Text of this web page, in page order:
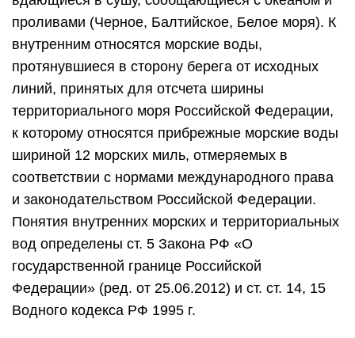
проливами (Черное, Балтийское, Белое моря). К
внутренним относятся морские воды,
протянувшиеся в сторону берега от исходных
линий, принятых для отсчета ширины
территориального моря Российской Федерации,
к которому относятся прибрежные морские воды
шириной 12 морских миль, отмеряемых в
соответствии с нормами международного права
и законодательством Российской Федерации.
Понятия внутренних морских и территориальных
вод определены ст. 5 Закона РФ «О
государственной границе Российской
Федерации» (ред. от 25.06.2012) и ст. ст. 14, 15
Водного кодекса РФ 1995 г.